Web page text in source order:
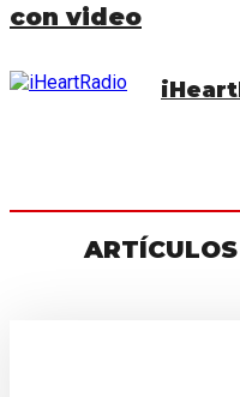
con video